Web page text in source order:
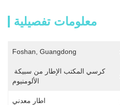
معلومات تفصيلية
Foshan, Guangdong
الألومنيوم
اطار معدني